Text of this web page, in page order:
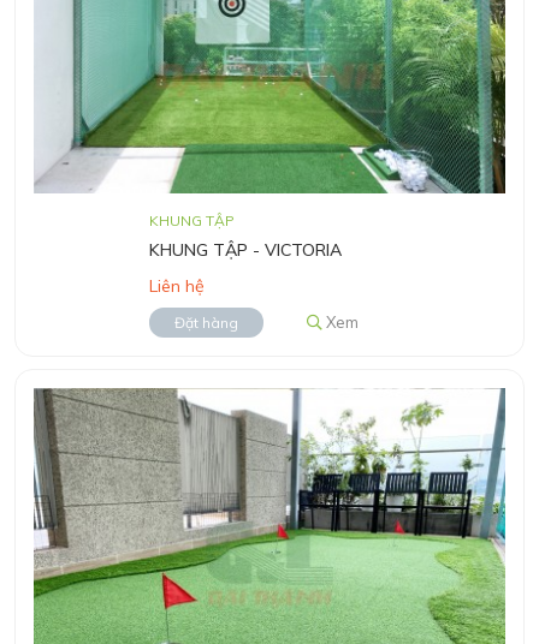
KHUNG TẬP
KHUNG TẬP - VICTORIA
Liên hệ
Đặt hàng Xem